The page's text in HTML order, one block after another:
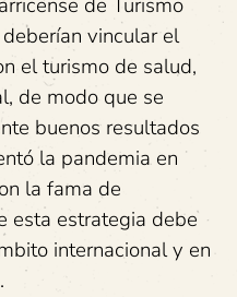
de Turismo
vincular el
el turismo de salud,
de modo que se
buenos resultados
la pandemia en
la fama de
esta estrategia debe
internacional y en